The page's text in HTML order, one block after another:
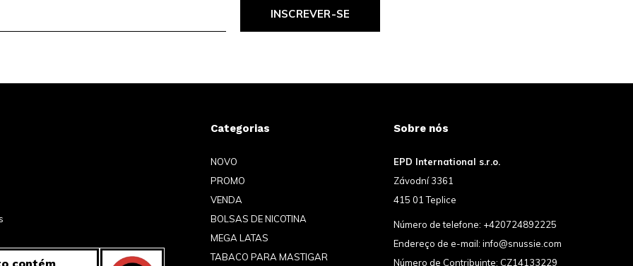
INSCREVER-SE
Categorias
NOVO
PROMO
VENDA
BOLSAS DE NICOTINA
MEGA LATAS
TABACO PARA MASTIGAR
Sobre nós
EPD International s.r.o.
Závodní 3361
415 01 Teplice
Número de telefone: +420724892225
Endereço de e-mail: info@snussie.com
Número de Contribuinte: CZ14133229